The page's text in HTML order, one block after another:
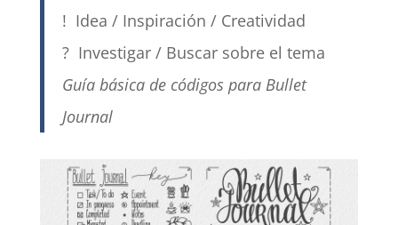
! Idea / Inspiración / Creatividad
? Investigar / Buscar sobre el tema
Guía básica de códigos para Bullet
Journal